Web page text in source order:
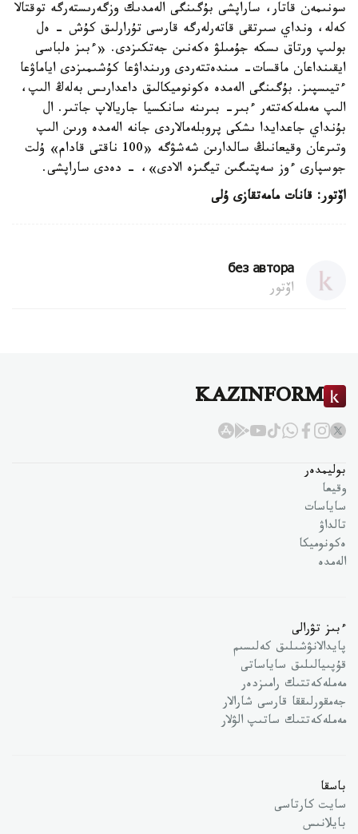
سونىمەن قاتار، ساراپشى بۇگىنگى الەمدىك وزگەرىستەرگە توقتالا
كەلە، ونداي سىرتقى قاتەرلەرگە قارسى تۇرارلىق كۇش - ەل
بولىپ ورتاق ىسكە جۇمىلۋ ەكەنىن جەتكىزدى. «ءبىز ەلباسى
ايقىنداعان ماقسات- مىندەتتەردى ورىنداۋعا كۇشىمىزدى اياماۋعا
ءتيىسپىز. بۇگىنگى الەمدە ەكونوميكالىق داعدارىس بەلەڭ الىپ،
الىپ مەملەكەتتەر ءبىر- بىرىنە سانكسيا جاريالاپ جاتىر. ال
بۇنداي جاعدايدا ىشكى پروبلەمالاردى جانە الەمدە ورىن الىپ
وتىرعان وقيعانىڭ سالدارىن شەشۋگە «100 ناقتى قادام» ۇلت
جوسپارى ءوز سەپتىگىن تيگىزە الادى»، - دەدى ساراپشى.
اۆتور: قانات مامەتقازى ۇلى
без автора
اۆتور
KAZINFORM
بوليمدەر
وقيعا
ساياسات
تالداۋ
ەكونوميكا
الەمدە
ءبىز تۋرالى
پايدالانۋشىلىق كەلىسىم
قۇپىيالىلىق ساياساتى
مەملەكەتتىك رامىزدەر
جەمقورلىققا قارسى شارالار
مەملەكەتتىك ساتىپ الۋلار
باسقا
سايت كارتاسى
بايلانىس